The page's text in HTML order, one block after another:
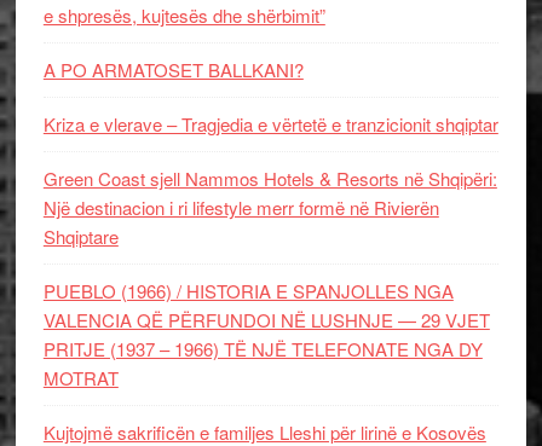
e shpresës, kujtesës dhe shërbimit”
A PO ARMATOSET BALLKANI?
Kriza e vlerave – Tragjedia e vërtetë e tranzicionit shqiptar
Green Coast sjell Nammos Hotels & Resorts në Shqipëri:
Një destinacion i ri lifestyle merr formë në Rivierën
Shqiptare
PUEBLO (1966) / HISTORIA E SPANJOLLES NGA
VALENCIA QË PËRFUNDOI NË LUSHNJE — 29 VJET
PRITJE (1937 – 1966) TË NJË TELEFONATE NGA DY
MOTRAT
Kujtojmë sakrificën e familjes Lleshi për lirinë e Kosovës